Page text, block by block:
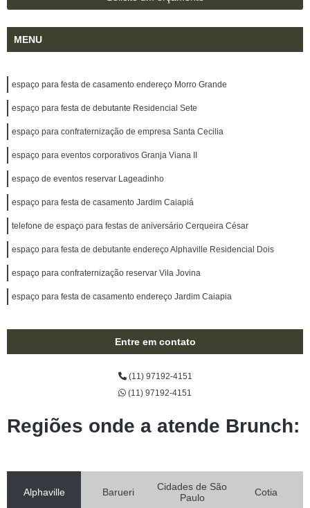
MENU
espaço para festa de casamento endereço Morro Grande
espaço para festa de debutante Residencial Sete
espaço para confraternização de empresa Santa Cecilia
espaço para eventos corporativos Granja Viana II
espaço de eventos reservar Lageadinho
espaço para festa de casamento Jardim Caiapiá
telefone de espaço para festas de aniversário Cerqueira César
espaço para festa de debutante endereço Alphaville Residencial Dois
espaço para confraternização reservar Vila Jovina
espaço para festa de casamento endereço Jardim Caiapia
Entre em contato
(11) 97192-4151
(11) 97192-4151
Regiões onde a atende Brunch:
Alphaville Barueri
Cidades de São
Paulo
Cotia